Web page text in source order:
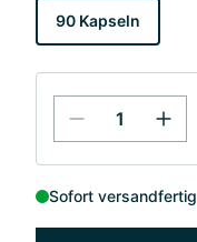
90 Kapseln
Sofort versandfertig